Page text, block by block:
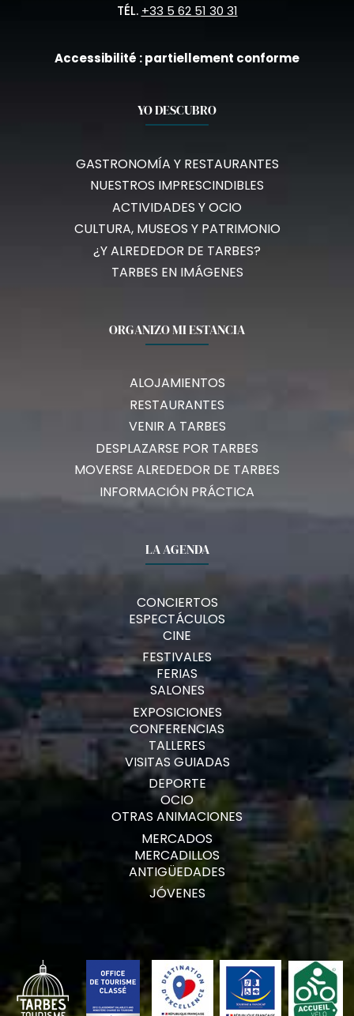
TÉL. +33 5 62 51 30 31
Accessibilité : partiellement conforme
YO DESCUBRO
GASTRONOMÍA Y RESTAURANTES
NUESTROS IMPRESCINDIBLES
ACTIVIDADES Y OCIO
CULTURA, MUSEOS Y PATRIMONIO
¿Y ALREDEDOR DE TARBES?
TARBES EN IMÁGENES
ORGANIZO MI ESTANCIA
ALOJAMIENTOS
RESTAURANTES
VENIR A TARBES
DESPLAZARSE POR TARBES
MOVERSE ALREDEDOR DE TARBES
INFORMACIÓN PRÁCTICA
LA AGENDA
CONCIERTOS
ESPECTÁCULOS
CINE
FESTIVALES
FERIAS
SALONES
EXPOSICIONES
CONFERENCIAS
TALLERES
VISITAS GUIADAS
DEPORTE
OCIO
OTRAS ANIMACIONES
MERCADOS
MERCADILLOS
ANTIGÜEDADES
JÓVENES